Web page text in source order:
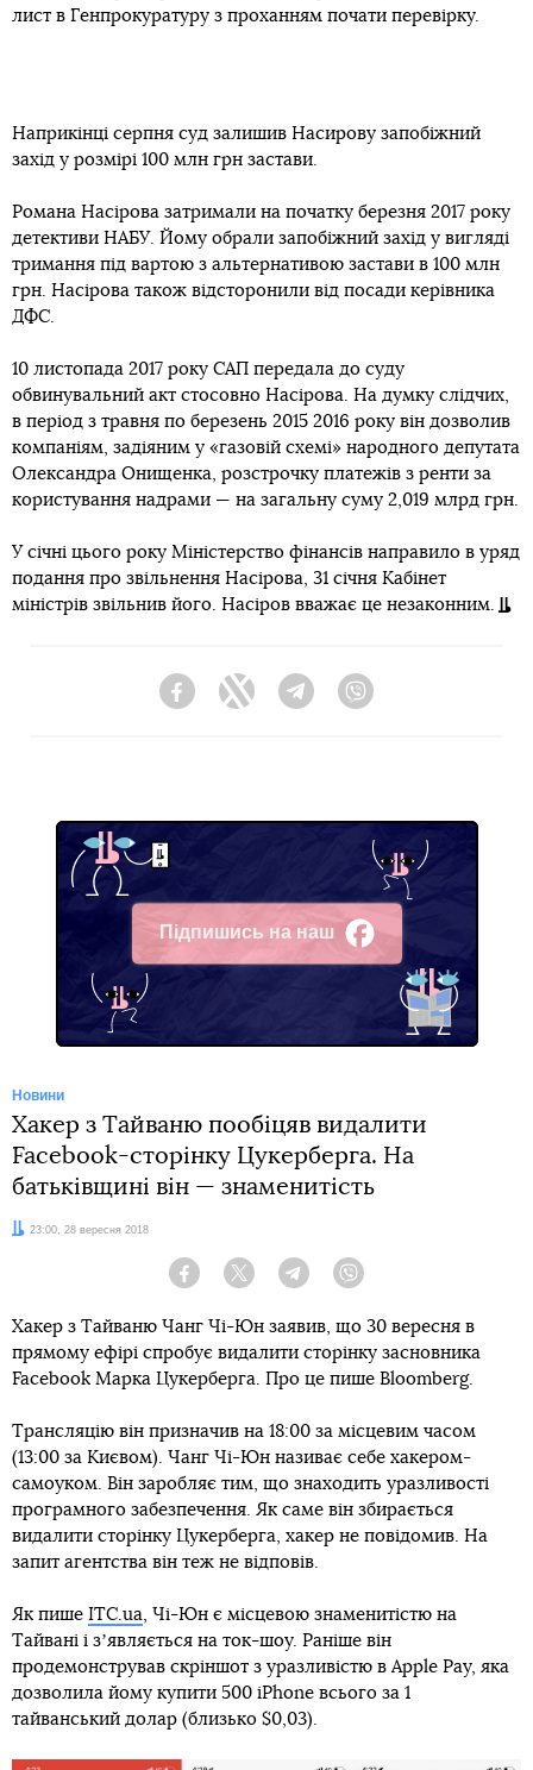
лист в Генпрокуратуру з проханням почати перевірку.
Наприкінці серпня суд залишив Насирову запобіжний
захід у розмірі 100 млн грн застави.
Романа Насірова затримали на початку березня 2017 року
детективи НАБУ. Йому обрали запобіжний захід у вигляді
тримання під вартою з альтернативою застави в 100 млн
грн. Насірова також відсторонили від посади керівника
ДФС.
10 листопада 2017 року САП передала до суду
обвинувальний акт стосовно Насірова. На думку слідчих,
в період з травня по березень 2015 2016 року він дозволив
компаніям, задіяним у «газовій схемі» народного депутата
Олександра Онищенка, розстрочку платежів з ренти за
користування надрами — на загальну суму 2,019 млрд грн.
У січні цього року Міністерство фінансів направило в уряд
подання про звільнення Насірова, 31 січня Кабінет
міністрів звільнив його. Насіров вважає це незаконним.
FacebookTwitter Telegram
Підпишись на наш
Facebook
Новини
Хакер з Тайваню пообіцяв видалити
Facebook-сторінку Цукерберга. На
батьківщині він — знаменитість
Дата:23:00, 28 вересня 2018
Facebook Twitter Telegram
Хакер з Тайваню Чанг Чі-Юн заявив, що 30 вересня в
прямому ефірі спробує видалити сторінку засновника
Facebook Марка Цукерберга. Про це пише Bloomberg.
Трансляцію він призначив на 18:00 за місцевим часом
(13:00 за Києвом). Чанг Чі-Юн називає себе хакером-
самоуком. Він заробляє тим, що знаходить уразливості
програмного забезпечення. Як саме він збирається
видалити сторінку Цукерберга, хакер не повідомив. На
запит агентства він теж не відповів.
Як пише ITC.ua , Чі-Юн є місцевою знаменитістю на
Тайвані і зʼявляється на ток-шоу. Раніше він
продемонстрував скріншот з уразливістю в Apple Pay, яка
дозволила йому купити 500 iPhone всього за 1
тайванський долар (близько $0,03).